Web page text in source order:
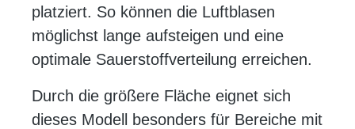
platziert. So können die Luftblasen
möglichst lange aufsteigen und eine
optimale Sauerstoffverteilung erreichen.
Durch die größere Fläche eignet sich
dieses Modell besonders für Bereiche mit